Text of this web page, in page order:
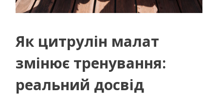
Як цитрулін малат
змінює тренування:
реальний досвід